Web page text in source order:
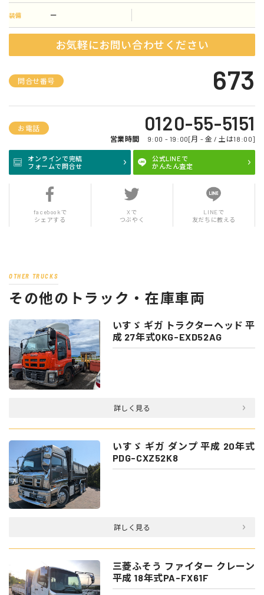
装備 ー
お気軽にお問い合わせください
問合せ番号 673
お電話 0120-55-5151
営業時間 9:00 - 19:00[月 - 金 / 土は18:00]
オンラインで完結
フォームで問合せ
公式LINEで
かんたん査定
facebookで
シェアする
Xで
つぶやく
LINEで
友だちに教える
OTHER TRUCKS
その他のトラック・在庫車両
いすゞ ギガ トラクターヘッド 平
成 27年式QKG-EXD52AG
詳しく見る
いすゞ ギガ ダンプ 平成 20年式
PDG-CXZ52K8
詳しく見る
三菱ふそう ファイター クレーン
平成 18年式PA-FX61F